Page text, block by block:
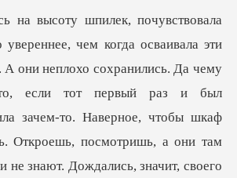
плохо сохранились. Да чему
то, если тот первый раз и был
зачем-то. Наверное, чтобы шкаф